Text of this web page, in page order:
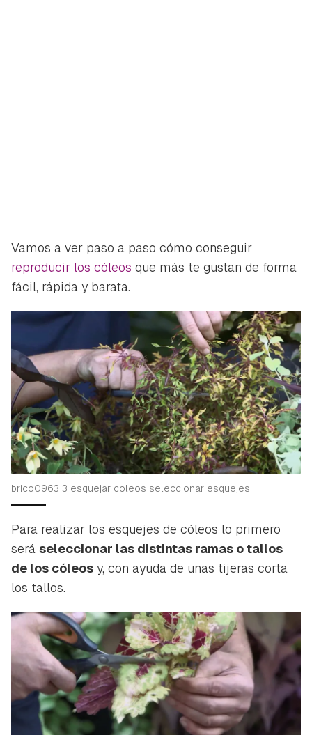
Vamos a ver paso a paso cómo conseguir
reproducir los cóleos que más te gustan de forma
fácil, rápida y barata.
brico0963 3 esquejar coleos seleccionar esquejes
Para realizar los esquejes de cóleos lo primero
será seleccionar las distintas ramas o tallos
de los cóleos y, con ayuda de unas tijeras corta
los tallos.